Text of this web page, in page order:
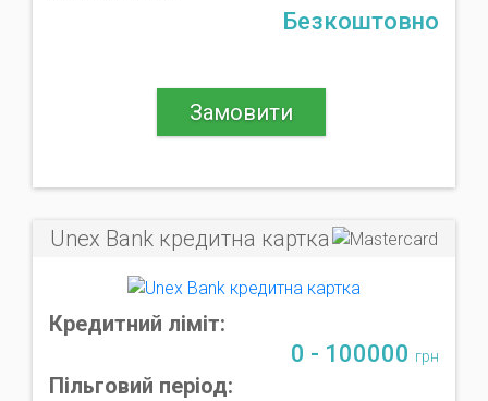
Безкоштовно
Замовити
Unex Bank кредитна картка
Кредитний ліміт:
0 - 100000 грн
Пільговий період: